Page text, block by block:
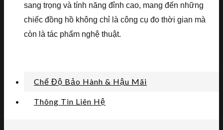
sang trọng và tính năng đỉnh cao, mang đến những
chiếc đồng hồ không chỉ là công cụ đo thời gian mà
còn là tác phẩm nghệ thuật.
Chế Độ Bảo Hành & Hậu Mãi
Thông Tin Liên Hệ